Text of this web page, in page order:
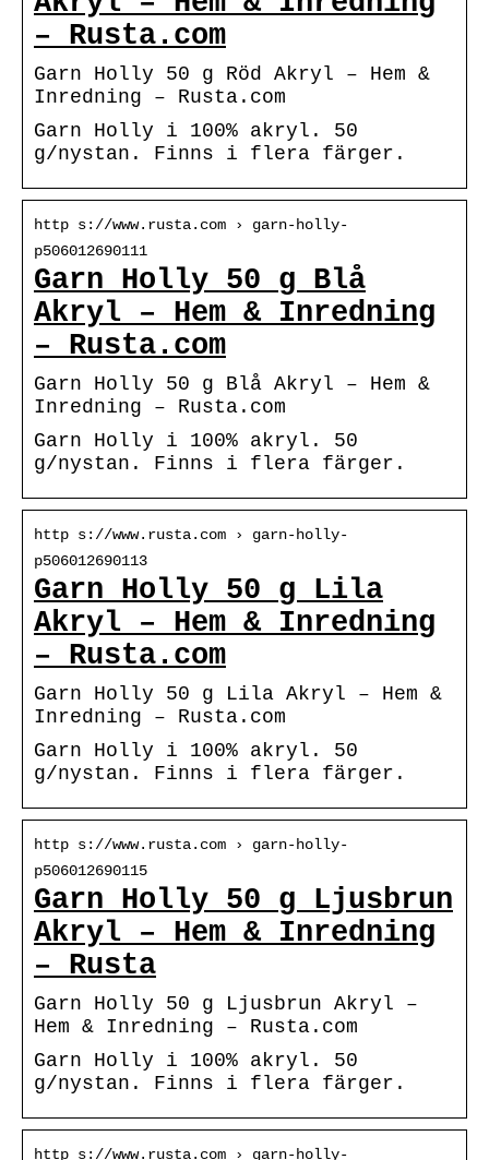
– Rusta.com
Garn Holly 50 g Röd Akryl – Hem &
Inredning – Rusta.com
Garn Holly i 100% akryl. 50
g/nystan. Finns i flera färger.
http s://www.rusta.com › garn-holly-
p506012690111
Garn Holly 50 g Blå
Akryl – Hem & Inredning
– Rusta.com
Garn Holly 50 g Blå Akryl – Hem &
Inredning – Rusta.com
Garn Holly i 100% akryl. 50
g/nystan. Finns i flera färger.
http s://www.rusta.com › garn-holly-
p506012690113
Garn Holly 50 g Lila
Akryl – Hem & Inredning
– Rusta.com
Garn Holly 50 g Lila Akryl – Hem &
Inredning – Rusta.com
Garn Holly i 100% akryl. 50
g/nystan. Finns i flera färger.
http s://www.rusta.com › garn-holly-
p506012690115
Garn Holly 50 g Ljusbrun
Akryl – Hem & Inredning
– Rusta
Garn Holly 50 g Ljusbrun Akryl –
Hem & Inredning – Rusta.com
Garn Holly i 100% akryl. 50
g/nystan. Finns i flera färger.
http s://www.rusta.com › garn-holly-